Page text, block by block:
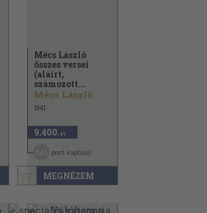
MEGNÉZEM
Mécs László
összes versei
(aláírt,
számozott...
Mécs László
1941
9.400 ,-Ft
pont kapható